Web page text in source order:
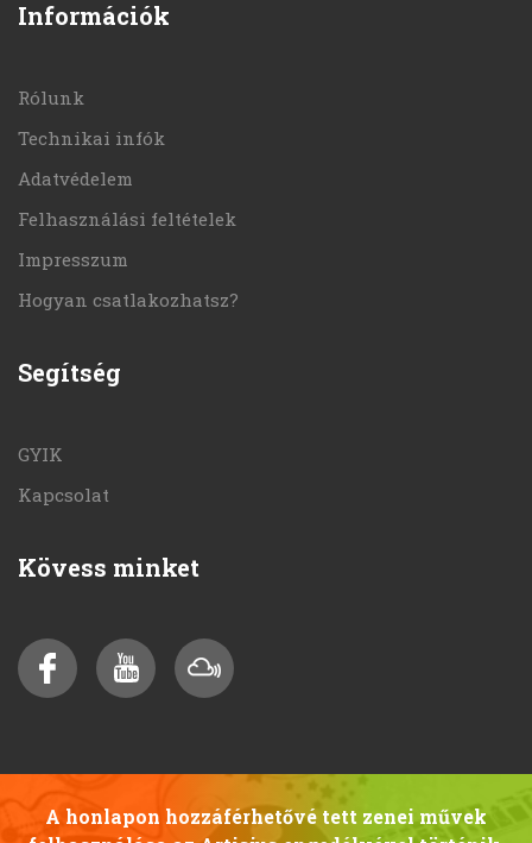
Információk
Rólunk
Technikai infók
Adatvédelem
Felhasználási feltételek
Impresszum
Hogyan csatlakozhatsz?
Segítség
GYIK
Kapcsolat
Kövess minket
A honlapon hozzáférhetővé tett zenei művek